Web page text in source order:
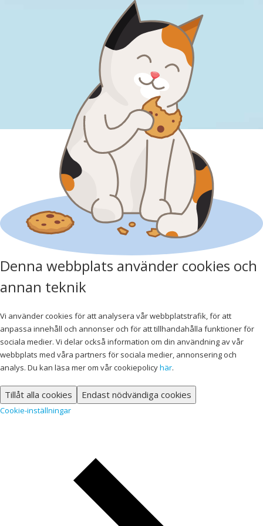
Denna webbplats använder cookies och
annan teknik
Vi använder cookies för att analysera vår webbplatstrafik, för att
anpassa innehåll och annonser och för att tillhandahålla funktioner för
sociala medier. Vi delar också information om din användning av vår
webbplats med våra partners för sociala medier, annonsering och
analys. Du kan läsa mer om vår cookiepolicyhär.
Tillåt alla cookies Endast nödvändiga cookies
Cookie-inställningar